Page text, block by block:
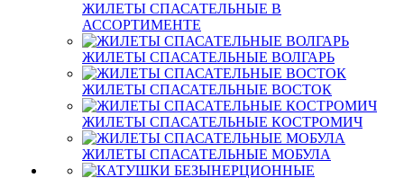
ЖИЛЕТЫ СПАСАТЕЛЬНЫЕ В
АССОРТИМЕНТЕ
ЖИЛЕТЫ СПАСАТЕЛЬНЫЕ ВОЛГАРЬ
ЖИЛЕТЫ СПАСАТЕЛЬНЫЕ ВОСТОК
ЖИЛЕТЫ СПАСАТЕЛЬНЫЕ КОСТРОМИЧ
ЖИЛЕТЫ СПАСАТЕЛЬНЫЕ МОБУЛА